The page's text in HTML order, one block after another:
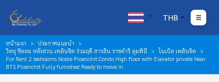
THB
หน้าแรก
ประกาศแนะนำ
วิทยุ ชิดลม หลังสวน เพลินจิต ร่วมฤดี สารสิน ราชดำริ ลุมพินี
โนเบิล เพลินจิต
For Rent 2 bedrooms Noble Ploenchit Condo High floor with Elevator private Near
BTS Ploenchit Fully furnished Ready to move in